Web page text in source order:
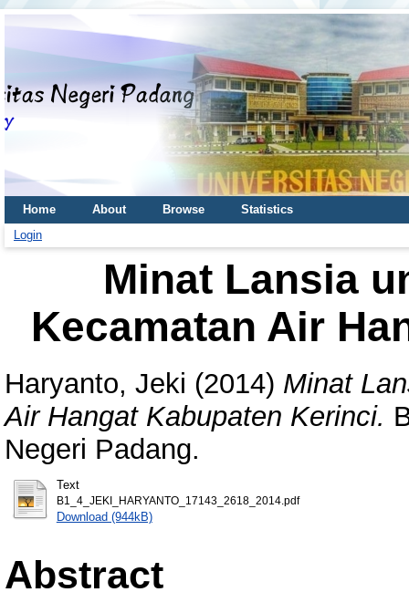
Home About Browse
Statistics
Login
Minat Lansia
Kecamatan Air
Haryanto, Jeki (2014) Minat
Air Hangat Kabupaten Kerinci.
Negeri Padang.
Text
B1_4_JEKI_HARYANTO_17143_2618_2014.pdf
Download (944kB)
Abstract